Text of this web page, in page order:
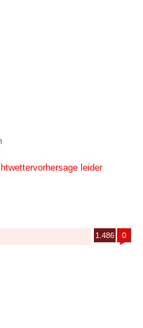
leider
1.486 0